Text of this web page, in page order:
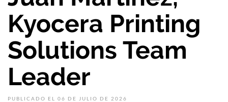
Kyocera Printing
Solutions Team
Leader
PUBLICADO EL 06 DE JULIO DE 2026